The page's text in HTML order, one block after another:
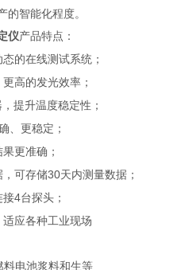
的智能化程度。
仪产品特点：
的在线测试系统；
高的发光效率；
提升温度稳定性；
、更稳定；
更准确；
，可存储30天内测量数据；
接4台探头；
应各种工业现场
料电池浆料和生等